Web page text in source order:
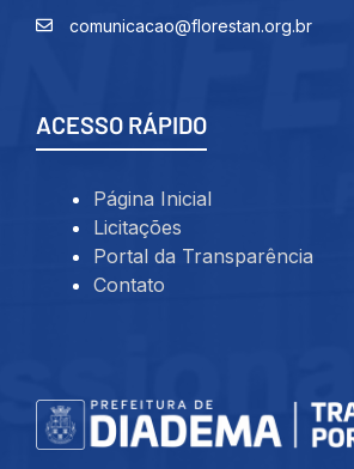
comunicacao@florestan.org.br
ACESSO RÁPIDO
Página Inicial
Licitações
Portal da Transparência
Contato